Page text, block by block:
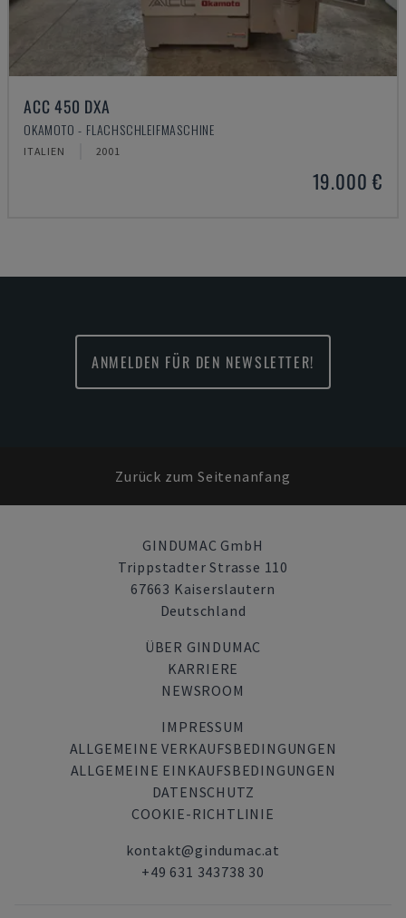
ACC 450 DXA
OKAMOTO - FLACHSCHLEIFMASCHINE
ITALIEN 2001
19.000 €
ANMELDEN FÜR DEN NEWSLETTER!
Zurück zum Seitenanfang
GINDUMAC GmbH
Trippstadter Strasse 110
67663 Kaiserslautern
Deutschland
ÜBER GINDUMAC
KARRIERE
NEWSROOM
IMPRESSUM
ALLGEMEINE VERKAUFSBEDINGUNGEN
ALLGEMEINE EINKAUFSBEDINGUNGEN
DATENSCHUTZ
COOKIE-RICHTLINIE
kontakt@gindumac.at
+49 631 343738 30